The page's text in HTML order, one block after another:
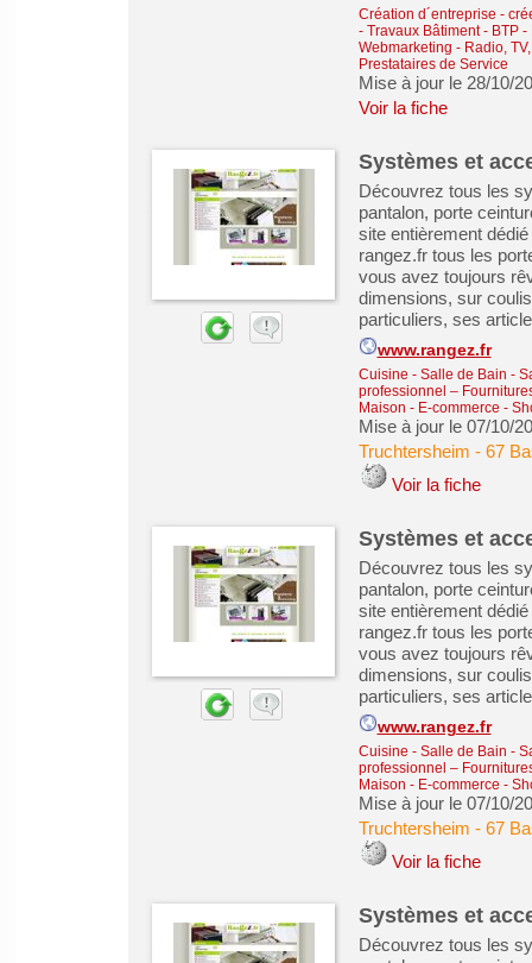
Création d´entreprise -
- Travaux Bâtiment - BTP
Webmarketing - Radio,
Prestataires de Service
Mise à jour le 28/10/
Voir la fiche
Systèmes et
Découvrez tous les
pantalon, porte
site entièrement
rangez.fr tous les
vous avez toujours
dimensions, sur
particuliers, ses
www.rangez.fr
Cuisine - Salle de Bain -
professionnel –
Maison - E-commerce -
Mise à jour le 07/10/
Truchtersheim - 67
Voir la fiche
Systèmes et
Découvrez tous les
pantalon, porte
site entièrement
rangez.fr tous les
vous avez toujours
dimensions, sur
particuliers, ses
www.rangez.fr
Cuisine - Salle de Bain -
professionnel –
Maison - E-commerce -
Mise à jour le 07/10/
Truchtersheim - 67
Voir la fiche
Systèmes et
Découvrez tous les